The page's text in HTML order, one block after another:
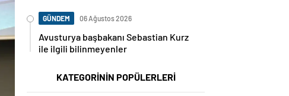
GÜNDEM 06 Ağustos 2026
Avusturya başbakanı Sebastian Kurz
ile ilgili bilinmeyenler
KATEGORİNİN POPÜLERLERİ